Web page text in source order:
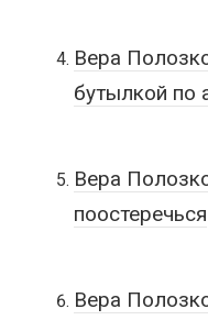
Вера
бутылкой по
Вера
поостеречься
Вера